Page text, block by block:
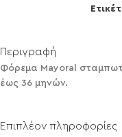
Περιγραφή
Φόρεμα Mayoral
έως 36 μηνών.
Επιπλέον πληροφορίες